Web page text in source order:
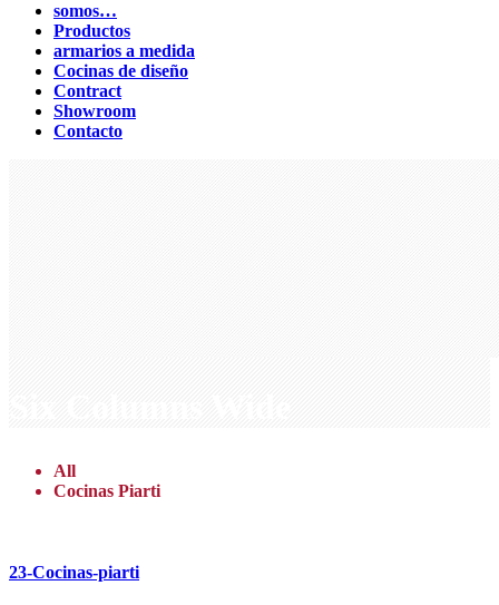
somos…
Productos
armarios a medida
Cocinas de diseño
Contract
Showroom
Contacto
All
Cocinas Piarti
23-Cocinas-piarti